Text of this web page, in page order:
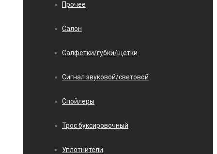
Прочее
Салон
Салфетки/губки/щетки
Сигнал звуковой/световой
Спойлеры
Трос буксировочный
Уплотнители